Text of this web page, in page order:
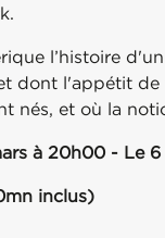
l’histoire
dont l'appétit
nés, et où la
à 20h00 - Le 6
inclus)